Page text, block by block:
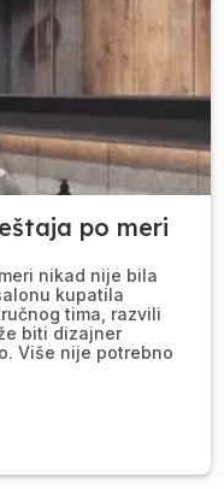
po meri
nikad nije bila
kupatila
tima, razvili
biti dizajner
Više nije potrebno